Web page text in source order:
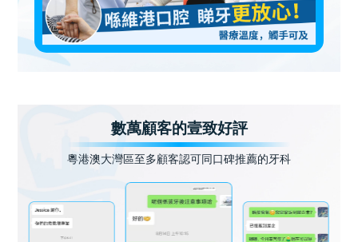
數萬顧客的壹致好評
粵港澳大灣區至多顧客認可同口碑推薦的牙科